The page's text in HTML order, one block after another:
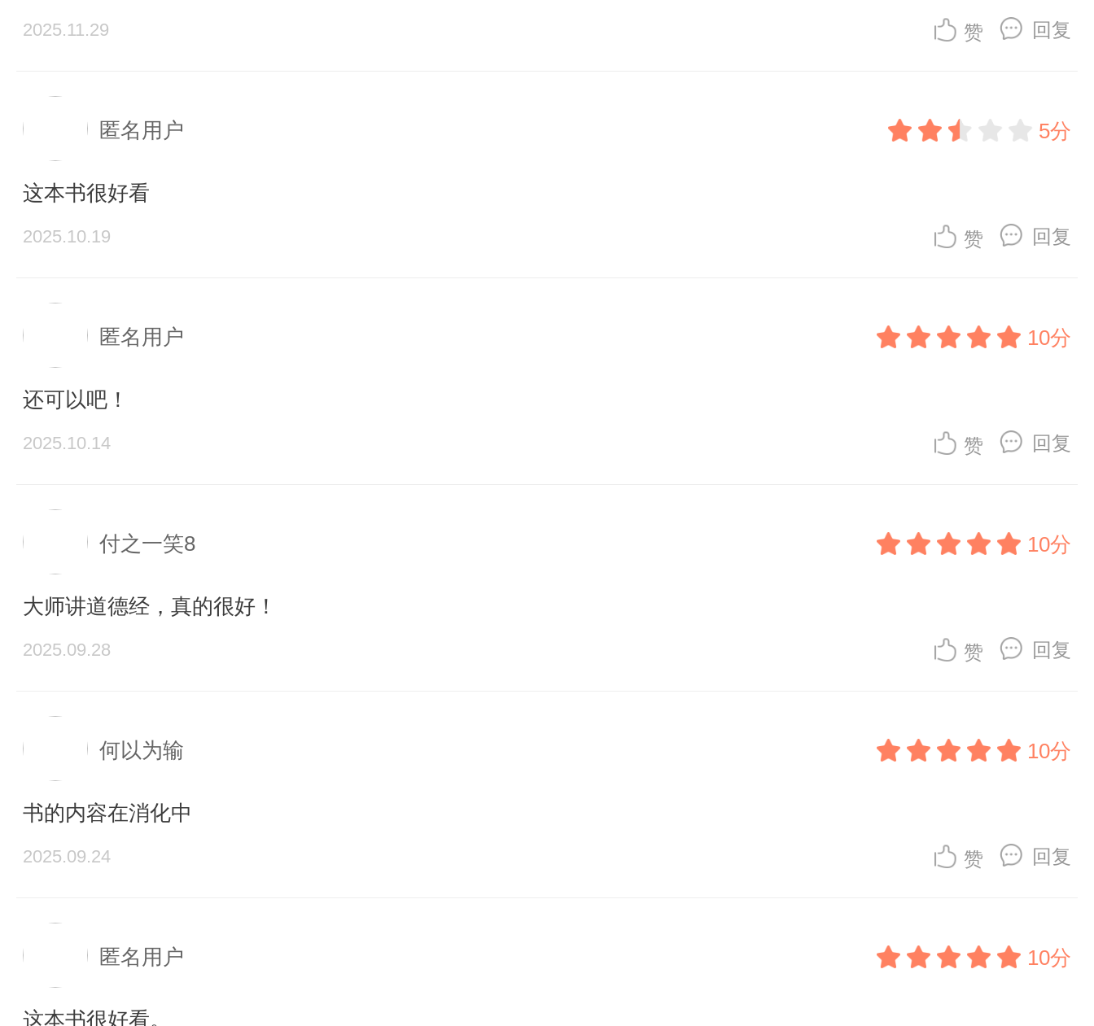
2025.11.29 回复
赞
匿名用户 5分
这本书很好看
2025.10.19 回复
赞
匿名用户 10分
还可以吧！
2025.10.14 回复
赞
付之一笑8 10分
大师讲道德经，真的很好！
2025.09.28 回复
赞
何以为输 10分
书的内容在消化中
2025.09.24 回复
赞
匿名用户 10分
这本书很好看。